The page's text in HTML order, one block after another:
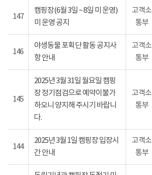
147
캠핑장(6월 3일 ~ 8일 미 운영)
미 운영 공지
고객소
통부
146
야생동물 포획단 활동 공지사
항 안내
고객소
통부
145
2025년 3월 31일 월요일 캠핑
장 정기점검으로 예약이불가
하오니 양지해 주시기 바랍니
다.
고객소
통부
144
2025년 3월 1일 캠핑장 입장시
간 안내
고객소
통부